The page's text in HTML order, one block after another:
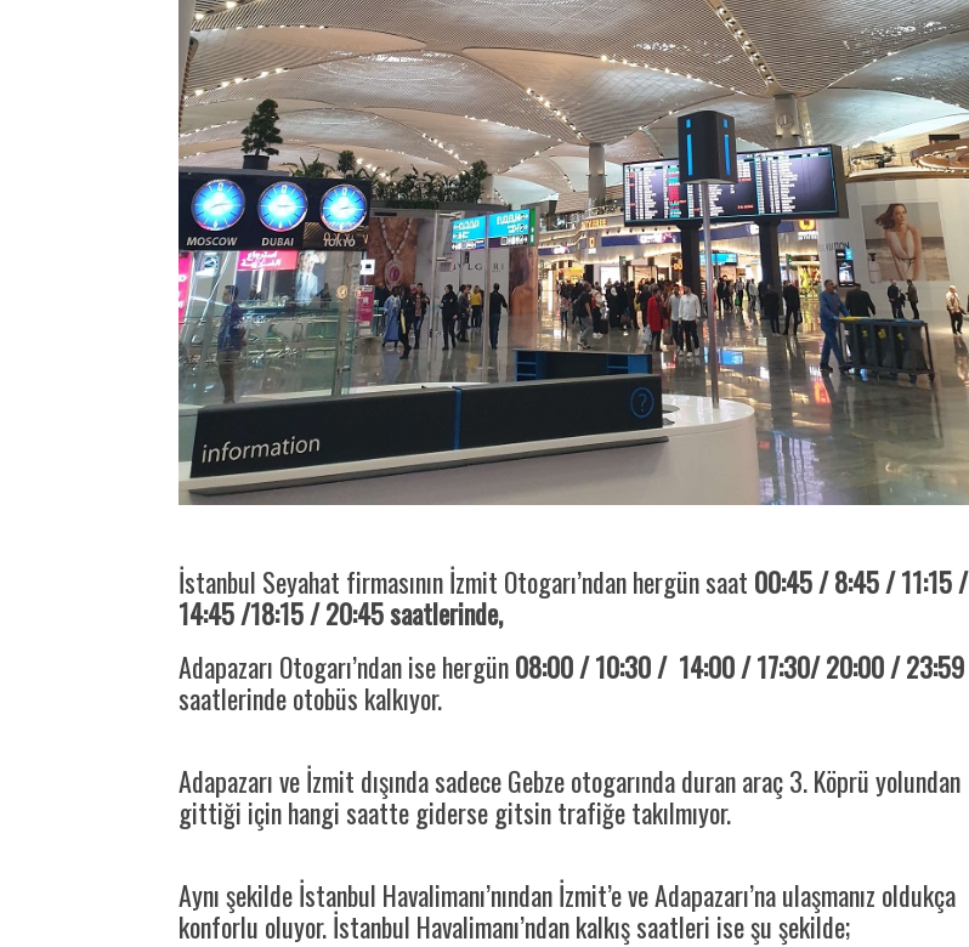
İstanbul Seyahat firmasının İzmit Otogarı’ndan hergün saat 00:45 / 8:45 / 11:15 /
14:45 /18:15 / 20:45 saatlerinde,
Adapazarı Otogarı’ndan ise hergün08:00 / 10:30 / 14:00 / 17:30/ 20:00 / 23:59
saatlerinde otobüs kalkıyor.
Adapazarı ve İzmit dışında sadece Gebze otogarında duran araç 3. Köprü yolundan
gittiği için hangi saatte giderse gitsin trafiğe takılmıyor.
Aynı şekilde İstanbul Havalimanı’nından İzmit’e ve Adapazarı’na ulaşmanız oldukça
konforlu oluyor. İstanbul Havalimanı’ndan kalkış saatleri ise şu şekilde;